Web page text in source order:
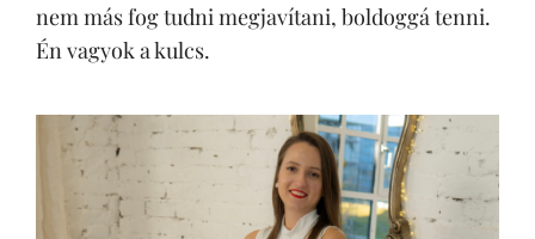
nem más fog tudni megjavítani, boldoggá tenni.
Én vagyok a kulcs.